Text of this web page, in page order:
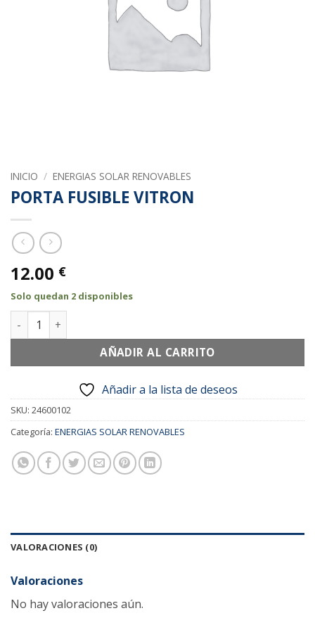
INICIO / ENERGIAS SOLAR RENOVABLES
PORTA FUSIBLE VITRON
12.00 €
Solo quedan 2 disponibles
PORTA FUSIBLE VITRON cantidad
AÑADIR AL CARRITO
Añadir a la lista de deseos
SKU: 24600102
Categoría: ENERGIAS SOLAR RENOVABLES
VALORACIONES (0)
Valoraciones
No hay valoraciones aún.